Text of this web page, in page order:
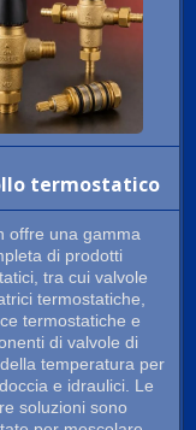
termostatico
offre una gamma
di prodotti
tra cui valvole
termostatiche,
termostatiche e
di valvole di
temperatura per
e idraulici. Le
soluzioni sono